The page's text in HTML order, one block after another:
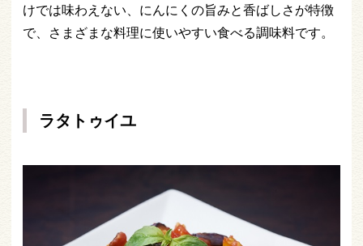
けでは味わえない、にんにくの旨みと香ばしさが特徴
で、さまざまな料理に使いやすい食べる調味料です。
ラタトゥイユ